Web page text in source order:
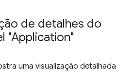
de detalhes do
"Application"
uma visualização detalhada